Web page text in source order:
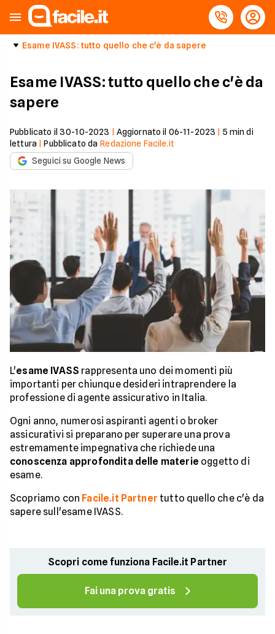
Esame IVASS: tutto quello che c'è da sapere
Esame IVASS: tutto quello che c'è da
sapere
Pubblicato il 30-10-2023 Aggiornato il 06-11-2023 5 min di
lettura |Pubblicato da Redazione Facile.it
Seguici su Google News
L'esame IVASS rappresenta uno dei momenti più
importanti per chiunque desideri intraprendere la
professione di agente assicurativo in Italia.
Ogni anno, numerosi aspiranti agenti o broker
assicurativi si preparano per superare una prova
estremamente impegnativa che richiede una
conoscenza approfondita delle materie oggetto di
esame.
Scopriamo con Facile.it Partner tutto quello che c'è da
sapere sull'esame IVASS.
Scopri come funziona Facile.it Partner
Fai una prova gratis